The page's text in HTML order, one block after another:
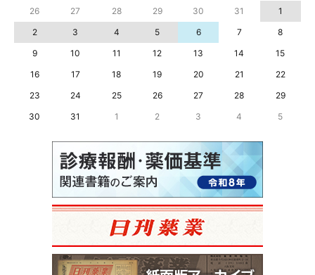
26 27 28 29 30 31
1
2
3 4 5 6 7
8
9
10 11 12 13 14
15
16
17 18 19 20 21
22
23
24 25 26 27 28
29
30
31 1 2 3 4 5